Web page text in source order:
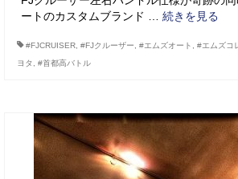
ートのカスタムブランド … 続きを見る
#FJCRUISER #FJクルーザー #エムズオート #エムズコ
ヨタ
#首都高バトル